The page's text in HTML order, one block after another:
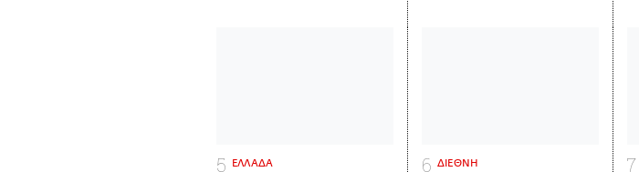
ΕΛΛΑΔΑ ΔΙΕΘΝΗ